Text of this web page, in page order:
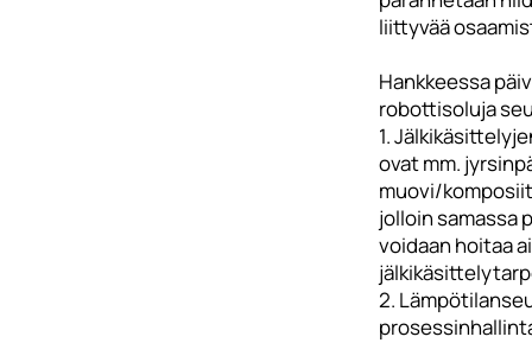
liittyvää
Hankkeessa
robottisoluja
1.
ovat mm.
muovi/
jolloin samassa
voidaan hoitaa
2.